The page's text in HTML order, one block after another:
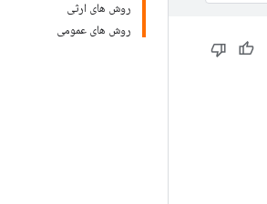
روش های ارثی
روش های عمومی